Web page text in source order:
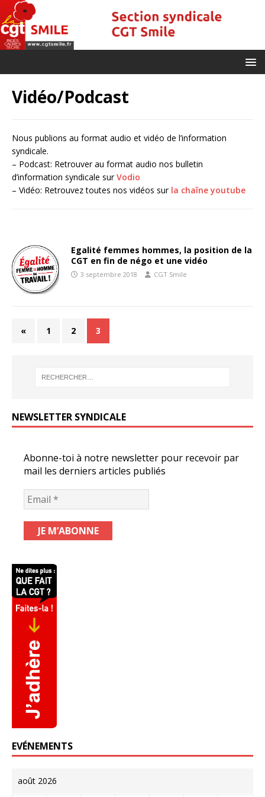
Vidéo/Podcast
Nous publions au format audio et vidéo de l’information
syndicale.
– Podcast: Retrouver au format audio nos bulletin
d’information syndicale surVodio
– Vidéo: Retrouvez toutes nos vidéos sur la chaîne youtube
Egalité femmes hommes, la position de la
CGT en fin de négo et une vidéo
3 septembre 2018 CGT Smile
« 1 2 3
NEWSLETTER SYNDICALE
Abonne-toi à notre newsletter pour recevoir par
mail les derniers articles publiés
EVÉNEMENTS
août 2026